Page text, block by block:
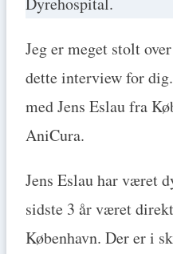
Jeg er meget stolt
dette interview for
med Jens Eslau fra
AniCura.
Jens Eslau har været
sidste 3 år været
København. Der er i